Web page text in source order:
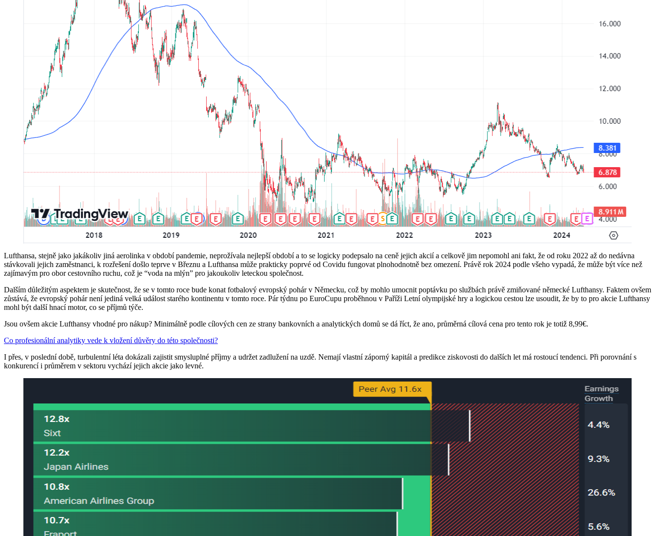
Lufthansa, stejně jako jakákoliv jiná aerolinka v období pandemie, neprožívala nejlepší období a to se logicky podepsalo na ceně jejich akcií a celkově jim nepomohl ani fakt, že od roku 2022 až do nedávna
stávkovali jejich zaměstnanci, k rozřešení došlo teprve v Březnu a Lufthansa může prakticky poprvé od Covidu fungovat plnohodnotně bez omezení. Právě rok 2024 podle všeho vypadá, že může být více než
zajímavým pro obor cestovního ruchu, což je “voda na mlýn” pro jakoukoliv leteckou společnost.
Dalším důležitým aspektem je skutečnost, že se v tomto roce bude konat fotbalový evropský pohár v Německu, což by mohlo umocnit poptávku po službách právě zmiňované německé Lufthansy. Faktem ovšem
zůstává, že evropský pohár není jediná velká událost starého kontinentu v tomto roce. Pár týdnu po EuroCupu proběhnou v Paříži Letní olympijské hry a logickou cestou lze usoudit, že by to pro akcie Lufthansy
mohl být další hnací motor, co se příjmů týče.
Jsou ovšem akcie Lufthansy vhodné pro nákup? Minimálně podle cílových cen ze strany bankovních a analytických domů se dá říct, že ano, průměrná cílová cena pro tento rok je totiž 8,99€.
Co profesionální analytiky vede k vložení důvěry do této společnosti?
I přes, v poslední době, turbulentní léta dokázali zajistit smysluplné příjmy a udržet zadlužení na uzdě. Nemají vlastní záporný kapitál a predikce ziskovosti do dalších let má rostoucí tendenci. Při porovnání s
konkurencí i průměrem v sektoru vychází jejich akcie jako levné.